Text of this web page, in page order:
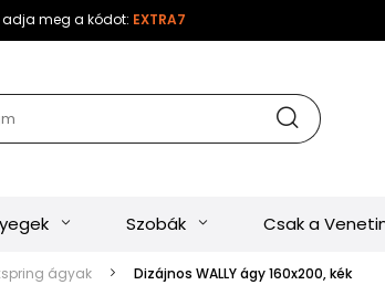
adja meg a kódot: EXTRA7
Szobák Csak a
ágyak Dizájnos WALLY ágy 160x200, kék